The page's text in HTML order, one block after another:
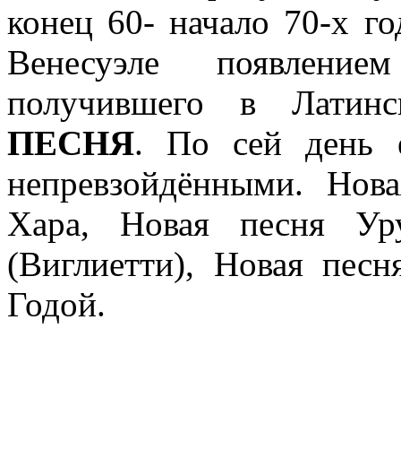
конец 60- начало 70-х
Венесуэле
получившего в
ПЕСНЯ. По сей день
непревзойдёнными.
Хара, Новая песня
(Виглиетти), Новая
Годой.